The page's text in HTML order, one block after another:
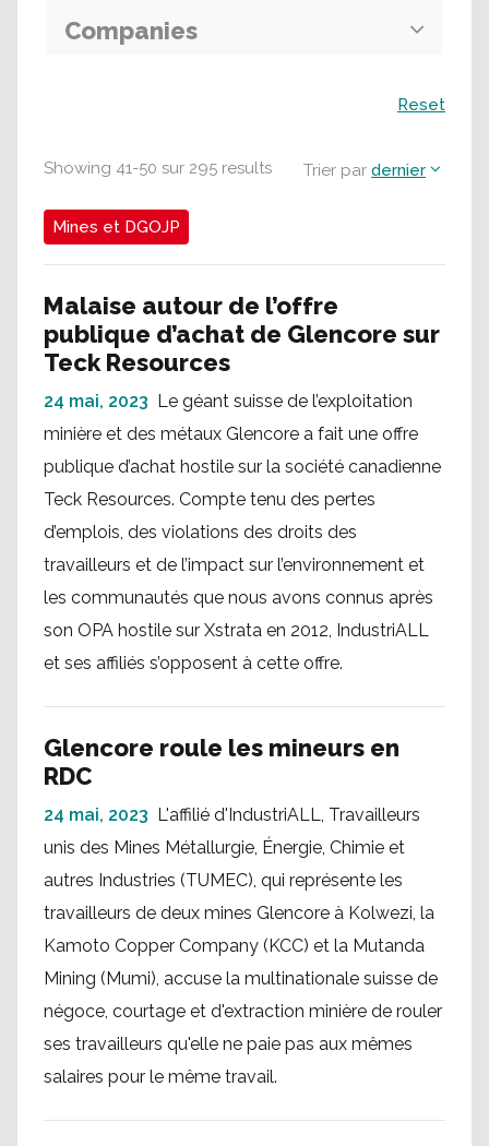
Showing 41-50 sur 295 results Trier par dernier
Mines et DGOJP
Malaise autour de l’offre
publique d’achat de Glencore sur
Teck Resources
24 mai, 2023 Le géant suisse de l’exploitation
minière et des métaux Glencore a fait une offre
publique d’achat hostile sur la société canadienne
Teck Resources. Compte tenu des pertes
d’emplois, des violations des droits des
travailleurs et de l’impact sur l’environnement et
les communautés que nous avons connus après
son OPA hostile sur Xstrata en 2012, IndustriALL
et ses affiliés s’opposent à cette offre.
Glencore roule les mineurs en
RDC
24 mai, 2023 L'affilié d'IndustriALL, Travailleurs
unis des Mines Métallurgie, Énergie, Chimie et
autres Industries (TUMEC), qui représente les
travailleurs de deux mines Glencore à Kolwezi, la
Kamoto Copper Company (KCC) et la Mutanda
Mining (Mumi), accuse la multinationale suisse de
négoce, courtage et d'extraction minière de rouler
ses travailleurs qu'elle ne paie pas aux mêmes
salaires pour le même travail.
Companies
Reset